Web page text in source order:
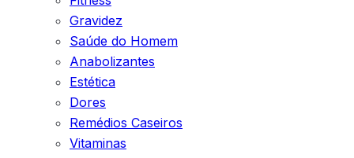
Gravidez
Saúde do Homem
Anabolizantes
Estética
Dores
Remédios Caseiros
Vitaminas